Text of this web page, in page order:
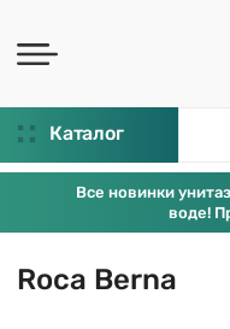
Каталог
Все новинки
воде!
Roca Berna